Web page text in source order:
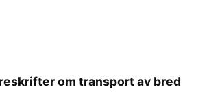
om transport av bred